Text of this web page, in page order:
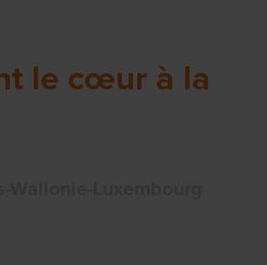
le cœur à la